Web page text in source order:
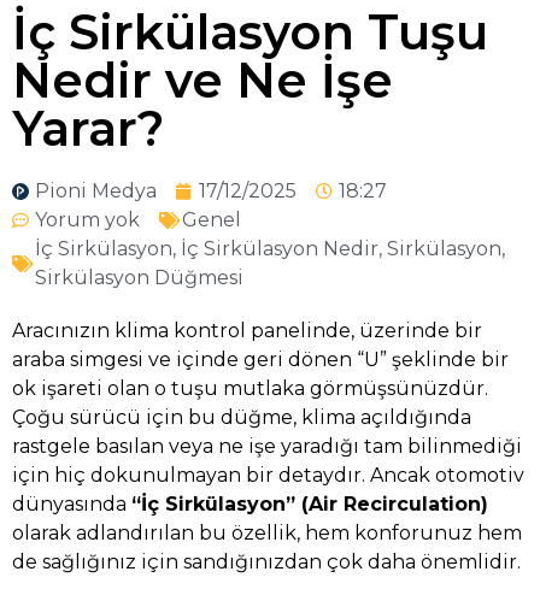
İç Sirkülasyon Tuşu
Nedir ve Ne İşe
Yarar?
Pioni Medya 17/12/2025
18:27
Yorum yok
Genel
İç Sirkülasyon, İç Sirkülasyon Nedir, Sirkülasyon,
Sirkülasyon Düğmesi
Aracınızın klima kontrol panelinde, üzerinde bir
araba simgesi ve içinde geri dönen “U” şeklinde bir
ok işareti olan o tuşu mutlaka görmüşsünüzdür.
Çoğu sürücü için bu düğme, klima açıldığında
rastgele basılan veya ne işe yaradığı tam bilinmediği
için hiç dokunulmayan bir detaydır. Ancak otomotiv
dünyasında “İç Sirkülasyon” (Air Recirculation)
olarak adlandırılan bu özellik, hem konforunuz hem
de sağlığınız için sandığınızdan çok daha önemlidir.